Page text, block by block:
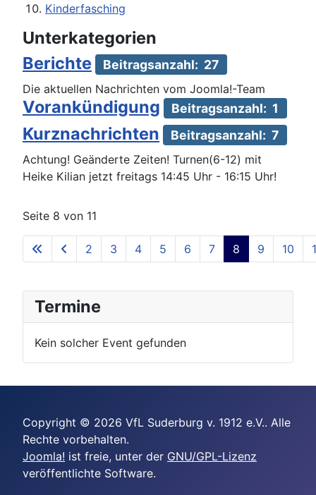
Kinderfasching
Unterkategorien
Berichte
Beitragsanzahl: 27
Die aktuellen Nachrichten vom Joomla!-Team
Vorankündigung Beitragsanzahl: 1
Kurznachrichten Beitragsanzahl: 7
Achtung! Geänderte Zeiten! Turnen(6-12) mit
Heike Kilian jetzt freitags 14:45 Uhr - 16:15 Uhr!
Seite 8 von 11
2 3 4 5 6 7 8 9 10
Termine
Kein solcher Event gefunden
Copyright © 2026 VfL Suderburg v. 1912 e.V.. Alle
Rechte vorbehalten.
Joomla! ist freie, unter der GNU/GPL-Lizenz
veröffentlichte Software.